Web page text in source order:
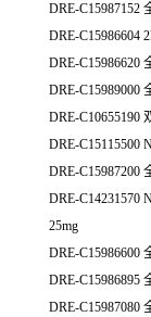
DRE-C15987152
DRE-C15986604
DRE-C15986620
DRE-C15989000
DRE-C10655190
DRE-C15115500
DRE-C15987200
DRE-C14231570
25mg
DRE-C15986600
DRE-C15986895
DRE-C15987080